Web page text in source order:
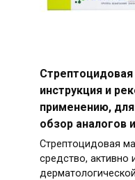
инструкция и
применению, для
обзор аналогов
Стрептоцидовая
средство, активно